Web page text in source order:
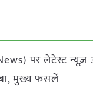
पर लेटेस्ट न्यूज़
मुख्य फसलें